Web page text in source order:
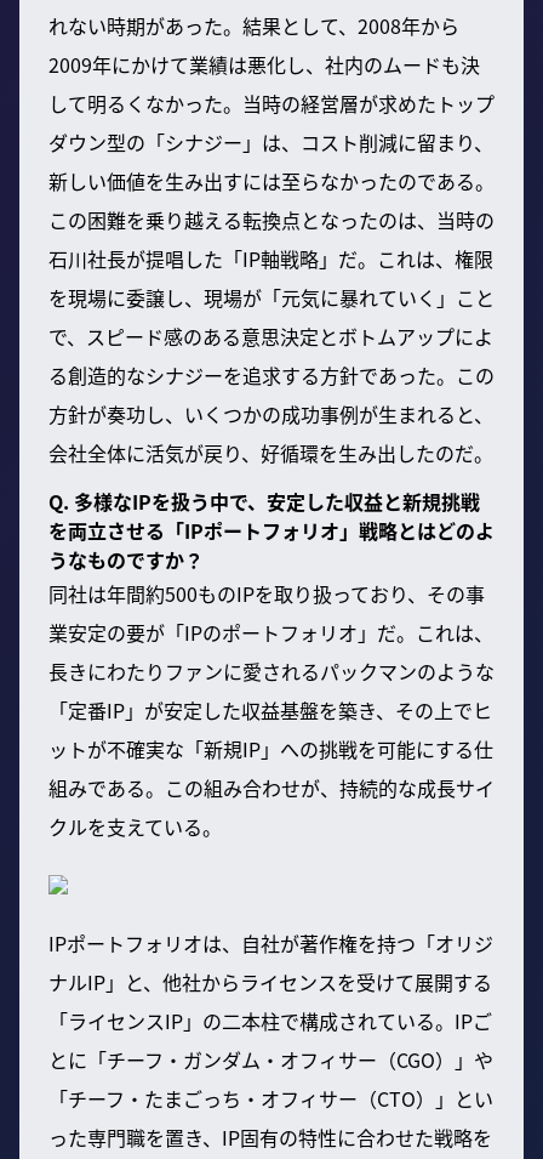
れない時期があった。結果として、2008年から
2009年にかけて業績は悪化し、社内のムードも決
して明るくなかった。当時の経営層が求めたトップ
ダウン型の「シナジー」は、コスト削減に留まり、
新しい価値を生み出すには至らなかったのである。
この困難を乗り越える転換点となったのは、当時の
石川社長が提唱した「IP軸戦略」だ。これは、権限
を現場に委譲し、現場が「元気に暴れていく」こと
で、スピード感のある意思決定とボトムアップによ
る創造的なシナジーを追求する方針であった。この
方針が奏功し、いくつかの成功事例が生まれると、
会社全体に活気が戻り、好循環を生み出したのだ。
Q. 多様なIPを扱う中で、安定した収益と新規挑戦
を両立させる「IPポートフォリオ」戦略とはどのよ
うなものですか？
同社は年間約500ものIPを取り扱っており、その事
業安定の要が「IPのポートフォリオ」だ。これは、
長きにわたりファンに愛されるパックマンのような
「定番IP」が安定した収益基盤を築き、その上でヒ
ットが不確実な「新規IP」への挑戦を可能にする仕
組みである。この組み合わせが、持続的な成長サイ
クルを支えている。
IPポートフォリオは、自社が著作権を持つ「オリジ
ナルIP」と、他社からライセンスを受けて展開する
「ライセンスIP」の二本柱で構成されている。IPご
とに「チーフ・ガンダム・オフィサー（CGO）」や
「チーフ・たまごっち・オフィサー（CTO）」とい
った専門職を置き、IP固有の特性に合わせた戦略を